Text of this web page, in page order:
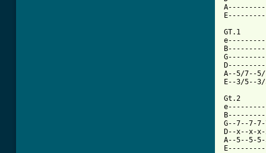
GT.1
A--5/7--5/
E--3/5--
Gt.2
G--7--7-
D--x--x-
A--5--5-